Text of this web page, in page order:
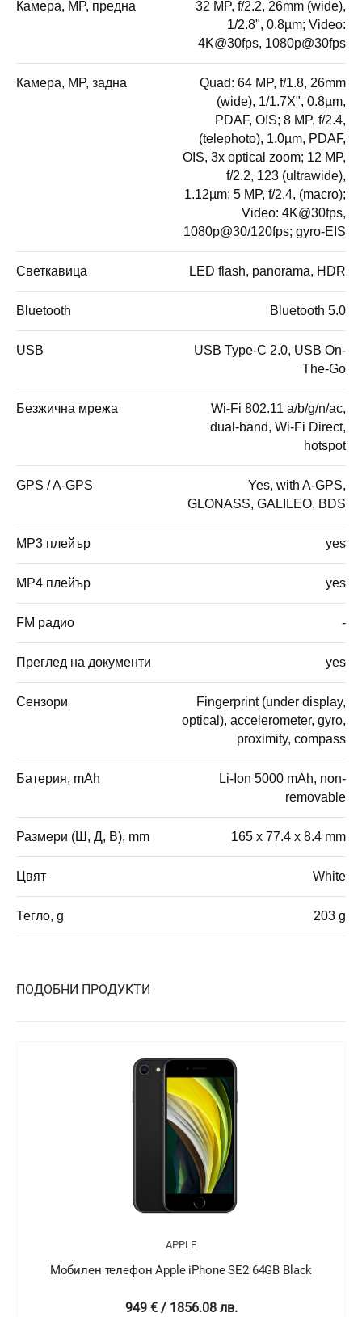
Камера, MP, предна
32 MP, f/2.2, 26mm (wide),
1/2.8", 0.8µm; Video:
4K@30fps, 1080p@30fps
Камера, MP, задна
Quad: 64 MP, f/1.8, 26mm
(wide), 1/1.7X", 0.8µm,
PDAF, OIS; 8 MP, f/2.4,
(telephoto), 1.0µm, PDAF,
OIS, 3x optical zoom; 12 MP,
f/2.2, 123 (ultrawide),
1.12µm; 5 MP, f/2.4, (macro);
Video: 4K@30fps,
1080p@30/120fps; gyro-EIS
Светкавица LED flash, panorama, HDR
Bluetooth Bluetooth 5.0
USB
USB Type-C 2.0, USB On-
The-Go
Безжична мрежа
Wi-Fi 802.11 a/b/g/n/ac,
dual-band, Wi-Fi Direct,
hotspot
GPS / A-GPS
Yes, with A-GPS,
GLONASS, GALILEO, BDS
MP3 плейър yes
MP4 плейър yes
FM радио -
Преглед на документи yes
Сензори
Fingerprint (under display,
optical), accelerometer, gyro,
proximity, compass
Батерия, mAh
Li-Ion 5000 mAh, non-
removable
Размери (Ш, Д, В), mm 165 x 77.4 x 8.4 mm
Цвят White
Тегло, g 203 g
ПОДОБНИ ПРОДУКТИ
APPLE
Мобилен телефон Apple iPhone SE2 64GB White
949 € / 1856.08 лв.